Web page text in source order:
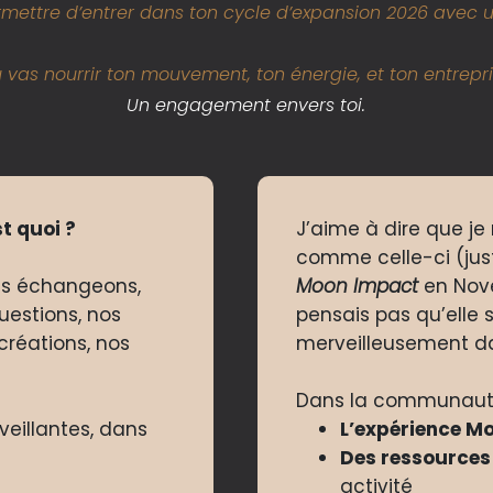
d’entrer dans ton cycle d’expansion 2026 avec
vas nourrir ton mouvement, ton énergie, et ton
Un engagement envers toi.
quoi ?
échangeons,
nos
nos
dans
J’aime à dire que
comme celle-ci
Moon Impacten
pensais pas
merveilleusement
Dans la
L’expérience
Des ressources
activité